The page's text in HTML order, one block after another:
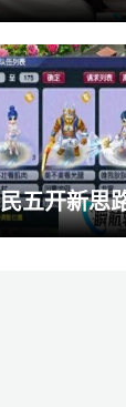
，疑问待
了几分？
五开新思